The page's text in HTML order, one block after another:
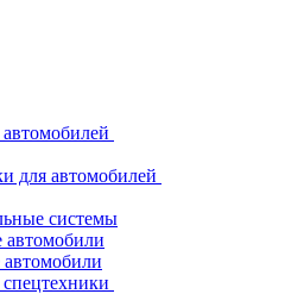
для автомобилей
системы
автомобили
автомобили